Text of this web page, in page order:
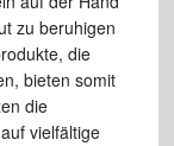
zu beruhigen
die
bieten somit
die
vielfältige